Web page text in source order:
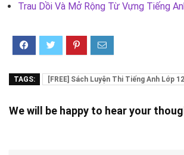
Trau Dồi Và Mở Rộng Từ Vựng Tiếng
TAGS: [FREE] Sách Luyện Thi Tiếng Anh Lớp 12
We will be happy to hear your